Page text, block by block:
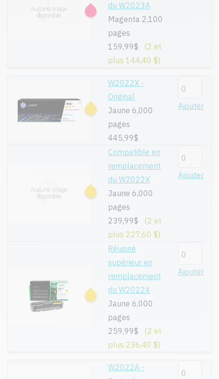
du W2023A
Magenta 2,100
pages
159,99$
(2 et
plus 144,40 $)
W2022X -
Original
Jaune 6,000
pages
445,99$
Ajouter
Compatible en
remplacement
du W2022X
Jaune 6,000
pages
239,99$
(2 et
plus 227,60 $)
Ajouter
Réusiné
supérieur en
remplacement
du W2022X
Jaune 6,000
pages
259,99$
(2 et
plus 236,40 $)
Ajouter
W2022A -